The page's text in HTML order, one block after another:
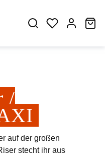
/
auf der großen
stecht ihr aus